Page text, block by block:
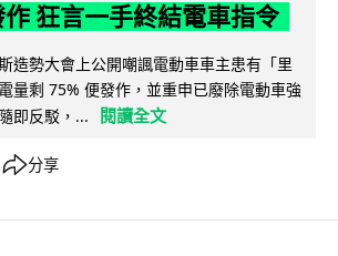
狂言一手終結電車指令
造勢大會上公開嘲諷電動車車主患有「里
量剩 75% 便發作，並重申已廢除電動車強
即反駁，...
閱讀全文
分享